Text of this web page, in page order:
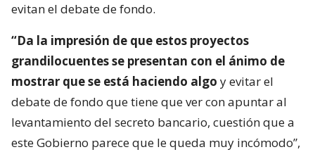
evitan el debate de fondo.
“Da la impresión de que estos proyectos
grandilocuentes se presentan con el ánimo de
mostrar que se está haciendo algo y evitar el
debate de fondo que tiene que ver con apuntar al
levantamiento del secreto bancario, cuestión que a
este Gobierno parece que le queda muy incómodo”,